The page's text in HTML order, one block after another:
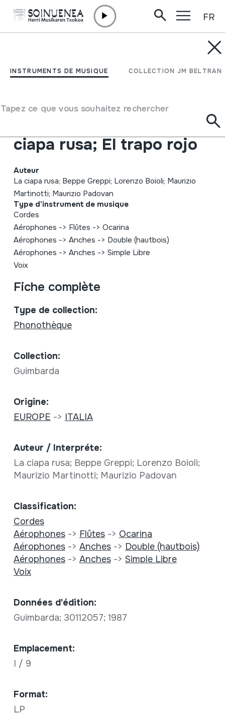
INSTRUMENTS DE MUSIQUE COLLECTION JM BELTRAN
Tapez ce que vous souhaitez rechercher
FR
Ten da chent l'archët
Canti e danze tradizionali
ciapa rusa; El trapo rojo
Auteur
La ciapa rusa; Beppe Greppi; Lorenzo Boioli; Maurizio
Martinotti; Maurizio Padovan
Type d'instrument de musique
Cordes
Aérophones -> Flûtes -> Ocarina
Aérophones -> Anches -> Double (hautbois)
Aérophones -> Anches -> Simple Libre
Voix
Fiche complète
Type de collection:
Phonothèque
Collection:
Guimbarda
Origine:
EUROPE -> ITALIA
Auteur / Interpréte:
La ciapa rusa; Beppe Greppi; Lorenzo Boioli;
Maurizio Martinotti; Maurizio Padovan
Classification:
Cordes
Aérophones-> Flûtes-> Ocarina
Aérophones-> Anches-> Double (hautbois)
Aérophones-> Anches-> Simple Libre
Voix
Données d'édition:
Guimbarda; 30112057; 1987
Emplacement:
I / 9
Format:
LP